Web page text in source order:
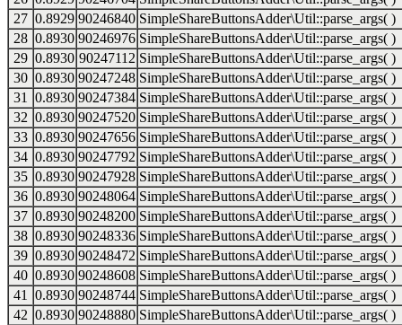
27 0.8929 90246840 SimpleShareButtonsAdder\Util::parse_args( )
28 0.8930 90246976 SimpleShareButtonsAdder\Util::parse_args( )
29 0.8930 90247112 SimpleShareButtonsAdder\Util::parse_args( )
30 0.8930 90247248 SimpleShareButtonsAdder\Util::parse_args( )
31
0.8930 90247384 SimpleShareButtonsAdder\Util::parse_args( )
32 0.8930 90247520 SimpleShareButtonsAdder\Util::parse_args( )
33 0.8930 90247656 SimpleShareButtonsAdder\Util::parse_args( )
34 0.8930 90247792 SimpleShareButtonsAdder\Util::parse_args( )
35 0.8930 90247928 SimpleShareButtonsAdder\Util::parse_args( )
36 0.8930 90248064 SimpleShareButtonsAdder\Util::parse_args( )
37 0.8930 90248200 SimpleShareButtonsAdder\Util::parse_args( )
38 0.8930 90248336 SimpleShareButtonsAdder\Util::parse_args( )
39 0.8930 90248472 SimpleShareButtonsAdder\Util::parse_args( )
40 0.8930 90248608 SimpleShareButtonsAdder\Util::parse_args( )
41
0.8930 90248744 SimpleShareButtonsAdder\Util::parse_args( )
42 0.8930 90248880 SimpleShareButtonsAdder\Util::parse_args( )